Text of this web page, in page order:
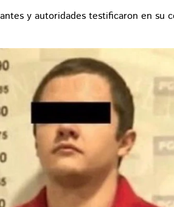
y autoridades testificaron en su